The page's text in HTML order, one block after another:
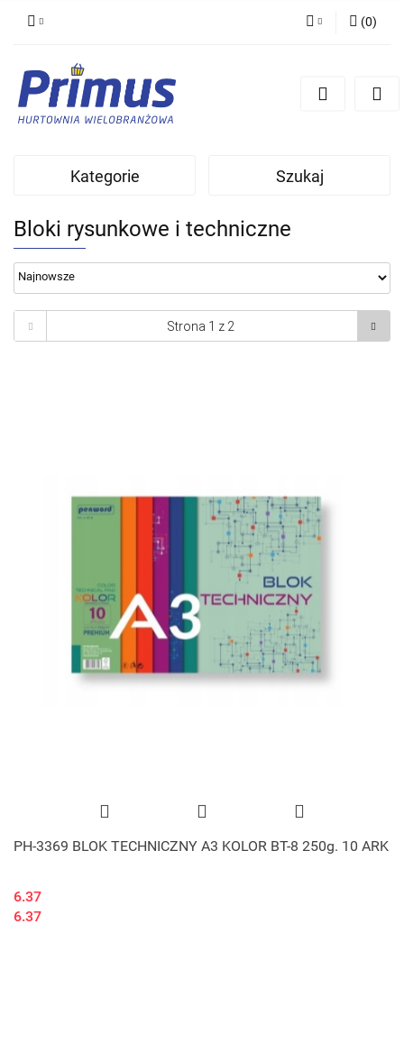
Zarejestruj się
(0)
Kategorie Szukaj
Bloki rysunkowe i techniczne
PH-3369 BLOK TECHNICZNY A3 KOLOR BT-8 250g. 10 ARK
6.37
6.37